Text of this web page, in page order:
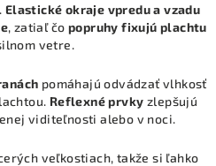
Elastické okraje vpredu a vzadu
, zatiaľ čo popruhy fixujú plachtu
vetre.
pomáhajú odvádzať vlhkosť
Reflexné prvky zlepšujú
viditeľnosti alebo v noci.
veľkostiach, takže si ľahko